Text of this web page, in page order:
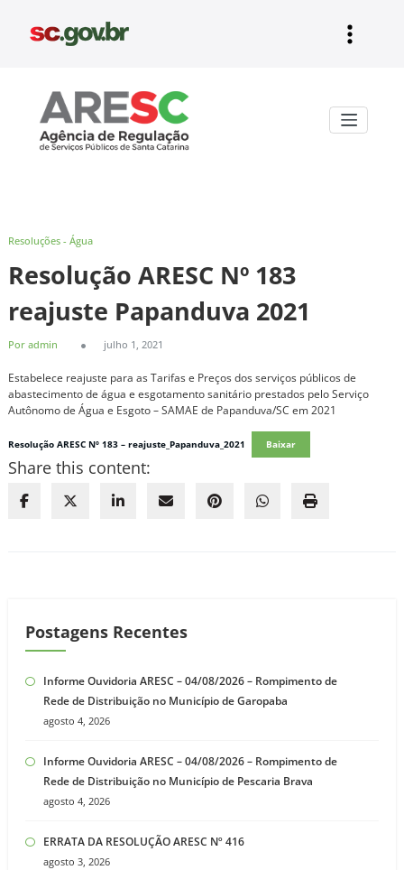
Resoluções - Água
Resolução ARESC Nº 183
reajuste Papanduva 2021
Por admin julho 1, 2021
Estabelece reajuste para as Tarifas e Preços dos serviços públicos de
abastecimento de água e esgotamento sanitário prestados pelo Serviço
Autônomo de Água e Esgoto – SAMAE de Papanduva/SC em 2021
Resolução ARESC Nº 183 – reajuste_Papanduva_2021 Baixar
Share this content:
Postagens Recentes
Informe Ouvidoria ARESC – 04/08/2026 – Rompimento de
Rede de Distribuição no Município de Garopaba
agosto 4, 2026
Informe Ouvidoria ARESC – 04/08/2026 – Rompimento de
Rede de Distribuição no Município de Pescaria Brava
agosto 4, 2026
ERRATA DA RESOLUÇÃO ARESC Nº 416
agosto 3, 2026